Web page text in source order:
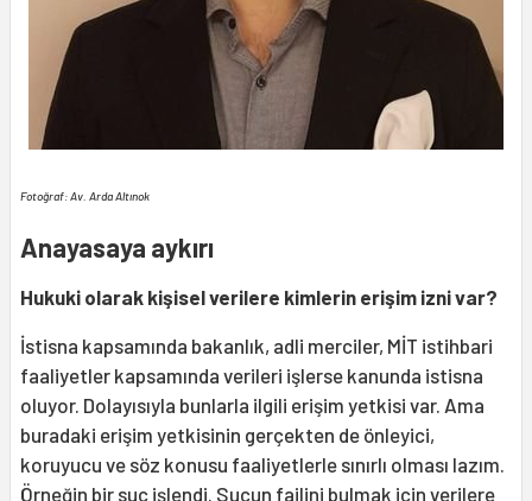
Fotoğraf: Av. Arda Altınok
Anayasaya aykırı
Hukuki olarak kişisel verilere kimlerin erişim izni var?
İstisna kapsamında bakanlık, adli merciler, MİT istihbari
faaliyetler kapsamında verileri işlerse kanunda istisna
oluyor. Dolayısıyla bunlarla ilgili erişim yetkisi var. Ama
buradaki erişim yetkisinin gerçekten de önleyici,
koruyucu ve söz konusu faaliyetlerle sınırlı olması lazım.
Örneğin bir suç işlendi. Suçun failini bulmak için verilere